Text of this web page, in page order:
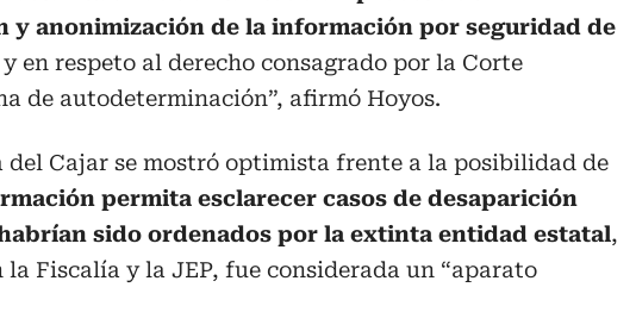
y anonimización de la información por seguridad de
y en respeto al derecho consagrado por la Corte
de autodeterminación”, afirmó Hoyos.
del Cajar se mostró optimista frente a la posibilidad de
permita esclarecer casos de desaparición
sido ordenados por la extinta entidad estatal,
la Fiscalía y la JEP, fue considerada un “aparato